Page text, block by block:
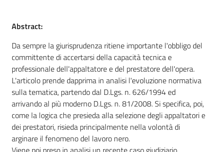
Ambiti
INAIL
Abstract:
Da sempre la giurisprudenza ritiene importante l'obbligo del
committente di accertarsi della capacità tecnica e
professionale dell'appaltatore e del prestatore dell'opera.
L'articolo prende dapprima in analisi l'evoluzione normativa
sulla tematica, partendo dal D.Lgs. n. 626/1994 ed
arrivando al più moderno D.Lgs. n. 81/2008. Si specifica, poi,
come la logica che presieda alla selezione degli appaltatori e
dei prestatori, risieda principalmente nella volontà di
arginare il fenomeno del lavoro nero.